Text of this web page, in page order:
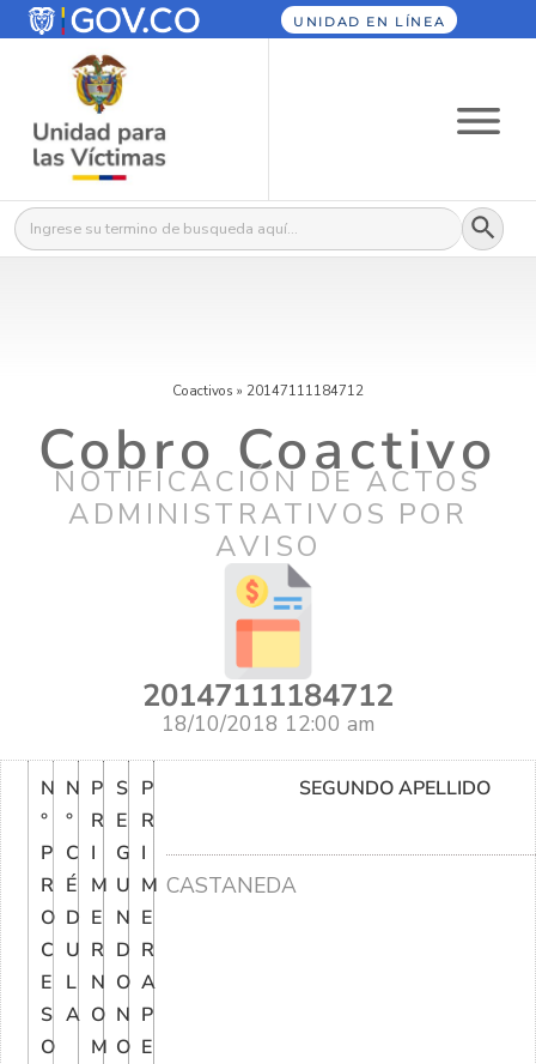
UNIDAD EN LÍNEA
Buscar: Botón
Coactivos » 20147111184712
Cobro Coactivo
NOTIFICACIÓN DE ACTOS
ADMINISTRATIVOS POR
AVISO
20147111184712
18/10/2018 12:00 am
N
°
P
R
O
C
E
S
O
N
°
C
É
D
U
L
A
P
R
I
M
E
R
N
O
M
S
E
G
U
N
D
O
N
O
P
R
I
M
E
R
A
P
E
SEGUNDO APELLIDO
CASTANEDA